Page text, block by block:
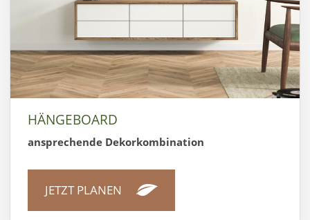
HÄNGEBOARD
ansprechende Dekorkombination
JETZT PLANEN